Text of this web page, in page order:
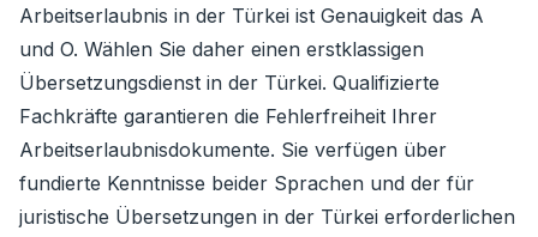
Arbeitserlaubnis in der Türkei ist Genauigkeit das A
und O. Wählen Sie daher einen erstklassigen
Übersetzungsdienst in der Türkei. Qualifizierte
Fachkräfte garantieren die Fehlerfreiheit Ihrer
Arbeitserlaubnisdokumente. Sie verfügen über
fundierte Kenntnisse beider Sprachen und der für
juristische Übersetzungen in der Türkei erforderlichen